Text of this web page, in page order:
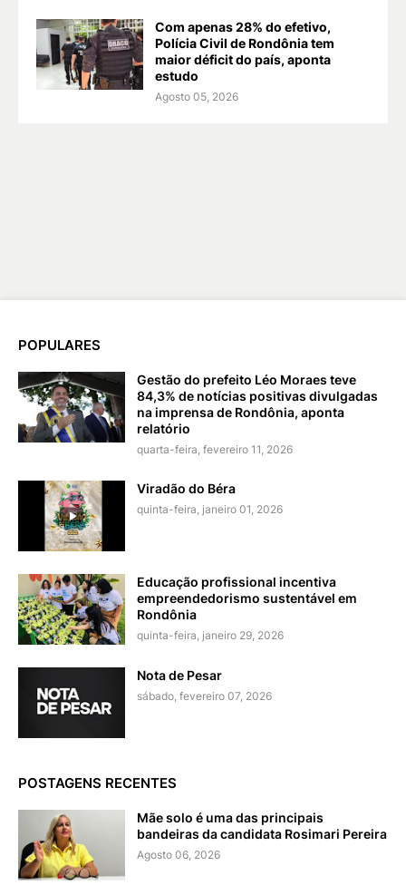
Com apenas 28% do efetivo,
Polícia Civil de Rondônia tem
maior déficit do país, aponta
estudo
Agosto 05, 2026
POPULARES
Gestão do prefeito Léo Moraes teve
84,3% de notícias positivas divulgadas
na imprensa de Rondônia, aponta
relatório
quarta-feira, fevereiro 11, 2026
Viradão do Béra
quinta-feira, janeiro 01, 2026
Educação profissional incentiva
empreendedorismo sustentável em
Rondônia
quinta-feira, janeiro 29, 2026
Nota de Pesar
sábado, fevereiro 07, 2026
POSTAGENS RECENTES
Mãe solo é uma das principais
bandeiras da candidata Rosimari Pereira
Agosto 06, 2026